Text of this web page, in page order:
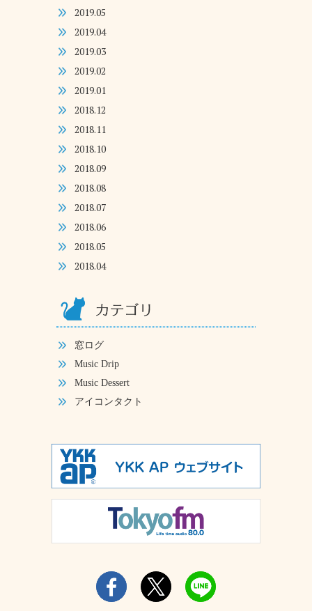
2019.05
2019.04
2019.03
2019.02
2019.01
2018.12
2018.11
2018.10
2018.09
2018.08
2018.07
2018.06
2018.05
2018.04
窓ログ
Music Drip
Music Dessert
アイコンタクト